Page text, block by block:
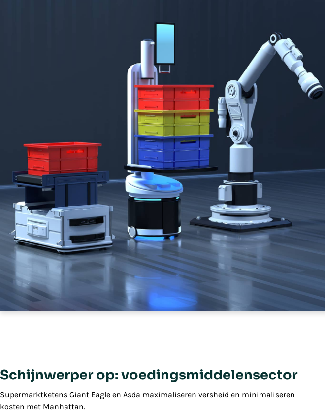
Schijnwerper op: voedingsmiddelensector
Supermarktketens Giant Eagle en Asda maximaliseren versheid en minimaliseren
kosten met Manhattan.